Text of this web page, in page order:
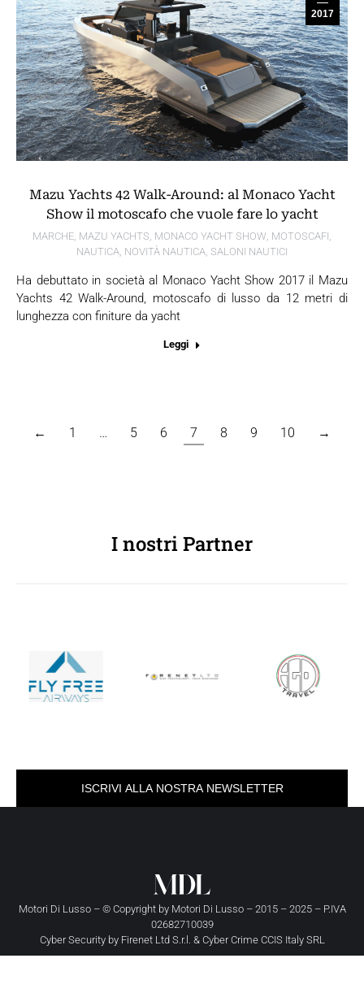
2017
Mazu Yachts 42 Walk-Around: al Monaco Yacht
Show il motoscafo che vuole fare lo yacht
MARCHE, MAZU YACHTS, MONACO YACHT SHOW, MOTOSCAFI,
NAUTICA, NOVITÀ NAUTICA, SALONI NAUTICI
Ha debuttato in società al Monaco Yacht Show 2017 il Mazu
Yachts 42 Walk-Around, motoscafo di lusso da 12 metri di
lunghezza con finiture da yacht
Leggi
← 1 … 5 6 7 8 9 10 →
I nostri Partner
ISCRIVI ALLA NOSTRA NEWSLETTER
Motori Di Lusso – © Copyright by Motori Di Lusso– 2015 – 2025 – P.IVA
02682710039
Cyber Security by Firenet Ltd S.r.l. & Cyber Crime CCIS Italy SRL